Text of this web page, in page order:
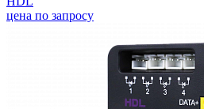
цена по запросу